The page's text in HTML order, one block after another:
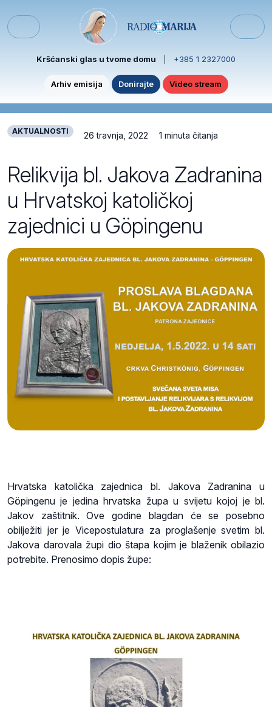
Menu
Kršćanski glas u tvome domu +385 1 2327000
Arhiv emisija Donirajte Video stream
AKTUALNOSTI 26 travnja, 2022 1 minuta čitanja
Relikvija bl. Jakova Zadranina
u Hrvatskoj katoličkoj
zajednici u Göpingenu
Hrvatska katolička zajednica bl. Jakova Zadranina u
Göpingenu je jedina hrvatska župa u svijetu kojoj je bl.
Jakov zaštitnik. Ove godine blagdan će se posebno
obilježiti jer je Vicepostulatura za proglašenje svetim bl.
Jakova darovala župi dio štapa kojim je blaženik obilazio
potrebite. Prenosimo dopis župe: